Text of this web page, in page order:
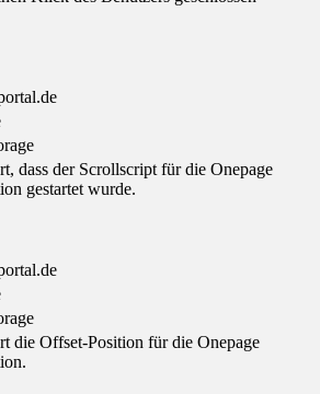
dass der Scrollscript für die Onepage
gestartet wurde.
die Offset-Position für die Onepage